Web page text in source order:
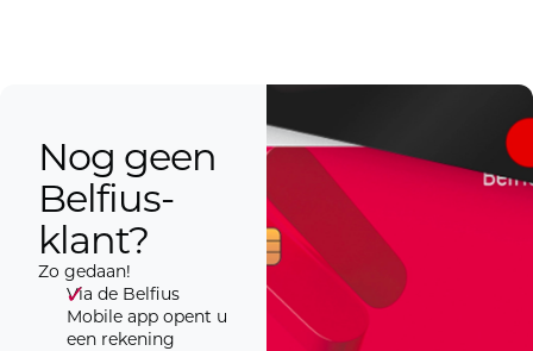
Nog geen
Belfius-
klant?
Zo gedaan!
Via de Belfius
Mobile app opent u
een rekening